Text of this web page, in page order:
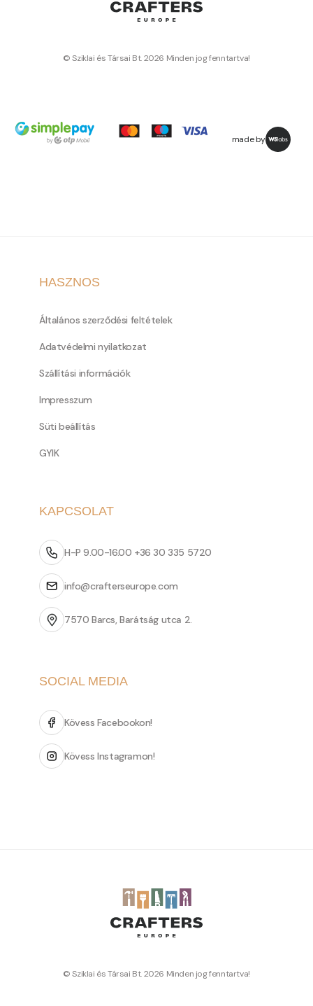
© Sziklai és Társai Bt. 2026 Minden jog fenntartva!
made by
HASZNOS
Általános szerződési feltételek
Adatvédelmi nyilatkozat
Szállítási információk
Impresszum
Süti beállítás
GYIK
KAPCSOLAT
H-P 9.00-16.00 +36 30 335 5720
info@crafterseurope.com
7570 Barcs, Barátság utca 2.
SOCIAL MEDIA
Kövess Facebookon!
Kövess Instagramon!
© Sziklai és Társai Bt. 2026 Minden jog fenntartva!